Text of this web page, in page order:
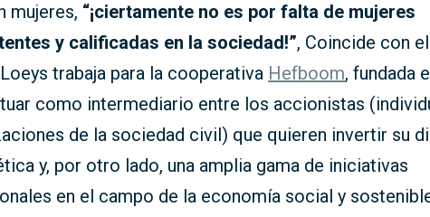
mujeres, “¡ciertamente no es por falta de mujeres
y calificadas en la sociedad!”, Coincide con
trabaja para la cooperativa Hefboom, fundada
como intermediario entre los accionistas
de la sociedad civil) que quieren invertir su
y, por otro lado, una amplia gama de iniciativas
en el campo de la economía social y